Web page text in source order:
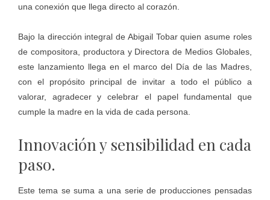
una conexión que llega directo al corazón.
Bajo la dirección integral de Abigail Tobar quien asume roles
de compositora, productora y Directora de Medios Globales,
este lanzamiento llega en el marco del Día de las Madres,
con el propósito principal de invitar a todo el público a
valorar, agradecer y celebrar el papel fundamental que
cumple la madre en la vida de cada persona.
Innovación y sensibilidad en cada
paso.
Este tema se suma a una serie de producciones pensadas